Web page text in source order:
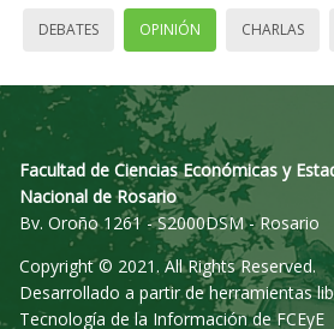
DEBATES OPINIÓN CHARLAS
Facultad de Ciencias Económicas y
Nacional de Rosario
Bv. Oroño 1261 - S2000DSM - Rosario
Copyright © 2021. All Rights Reserved.
Desarrollado a partir de herramientas
Tecnología de la Información de FCEyE